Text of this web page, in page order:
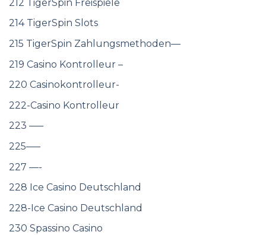
212 TigerSpin Freispiele
214 TigerSpin Slots
215 TigerSpin Zahlungsmethoden—
219 Casino Kontrolleur –
220 Casinokontrolleur-
222-Casino Kontrolleur
223 —–
225—–
227 —-
228 Ice Casino Deutschland
228-Ice Casino Deutschland
230 Spassino Casino